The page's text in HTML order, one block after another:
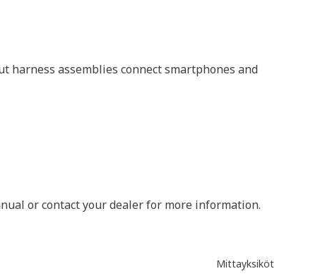
harness assemblies connect smartphones and
or contact your dealer for more information.
Mittayksiköt